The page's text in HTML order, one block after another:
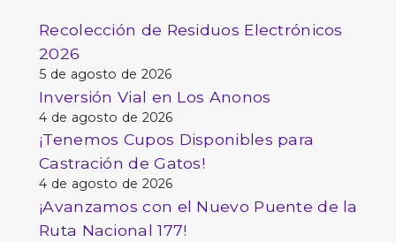
Recolección de Residuos Electrónicos
2026
5 de agosto de 2026
Inversión Vial en Los Anonos
4 de agosto de 2026
¡Tenemos Cupos Disponibles para
Castración de Gatos!
4 de agosto de 2026
¡Avanzamos con el Nuevo Puente de la
Ruta Nacional 177!